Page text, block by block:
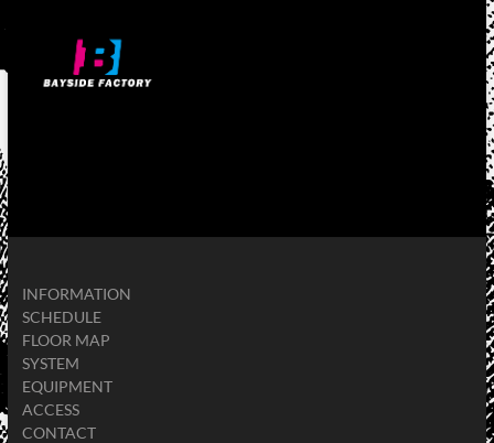
INFORMATION
SCHEDULE
FLOOR MAP
SYSTEM
EQUIPMENT
ACCESS
CONTACT